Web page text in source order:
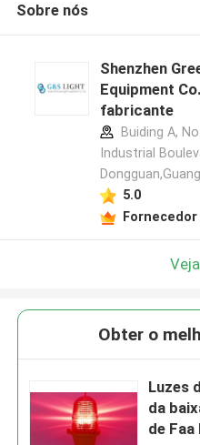
Sobre nós
Shenzhen
Equipment
fabricante
Buiding A,
Industrial
5.0
Obter o
Luzes
da
de Faa